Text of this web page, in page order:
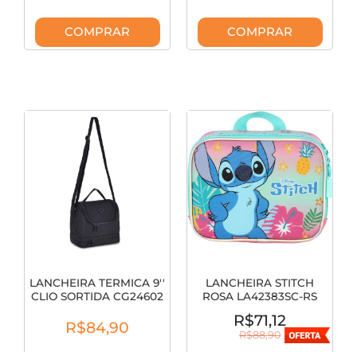
COMPRAR COMPRAR
LANCHEIRA TERMICA 9''
CLIO SORTIDA CG24602
R$84,90
LANCHEIRA STITCH
ROSA LA42383SC-RS
R$71,12
R$88,90